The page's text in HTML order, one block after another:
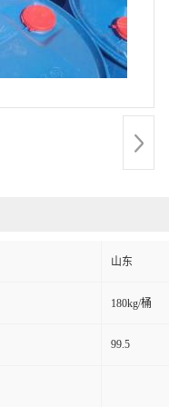
山东
180kg/桶
99.5